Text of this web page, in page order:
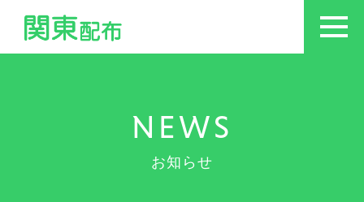
NEWS
お知らせ